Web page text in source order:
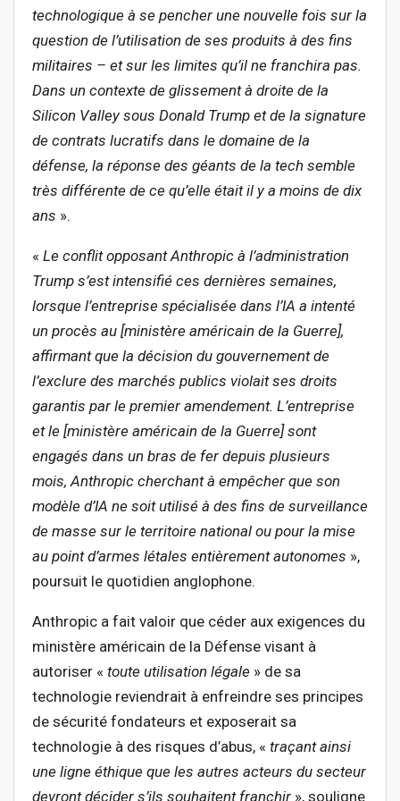
technologique à se pencher une nouvelle fois sur la
question de l’utilisation de ses produits à des fins
militaires – et sur les limites qu’il ne franchira pas.
Dans un contexte de glissement à droite de la
Silicon Valley sous Donald Trump et de la signature
de contrats lucratifs dans le domaine de la
défense, la réponse des géants de la tech semble
très différente de ce qu’elle était il y a moins de dix
ans ».
« Le conflit opposant Anthropic à l’administration
Trump s’est intensifié ces dernières semaines,
lorsque l’entreprise spécialisée dans l’IA a intenté
un procès au [ministère américain de la Guerre],
affirmant que la décision du gouvernement de
l’exclure des marchés publics violait ses droits
garantis par le premier amendement. L’entreprise
et le [ministère américain de la Guerre] sont
engagés dans un bras de fer depuis plusieurs
mois, Anthropic cherchant à empêcher que son
modèle d’IA ne soit utilisé à des fins de surveillance
de masse sur le territoire national ou pour la mise
au point d’armes létales entièrement autonomes »,
poursuit le quotidien anglophone.
Anthropic a fait valoir que céder aux exigences du
ministère américain de la Défense visant à
autoriser « toute utilisation légale » de sa
technologie reviendrait à enfreindre ses principes
de sécurité fondateurs et exposerait sa
technologie à des risques d’abus, « traçant ainsi
une ligne éthique que les autres acteurs du secteur
devront décider s’ils souhaitent franchir », souligne